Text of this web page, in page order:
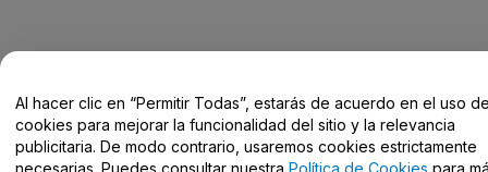
Centro de Ayuda / Contacto
Al hacer clic en “Permitir Todas”, estarás de acuerdo en el uso
cookies para mejorar la funcionalidad del sitio y la relevancia
publicitaria. De modo contrario, usaremos cookies estrictamente
necesarias. Puedes consultar nuestra Política de Cookies para